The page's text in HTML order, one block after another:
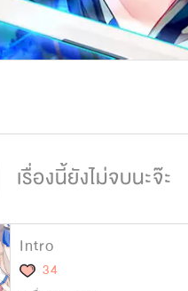
เรื่องนี้ยังไม่จบนะจ๊ะ
Intro
34